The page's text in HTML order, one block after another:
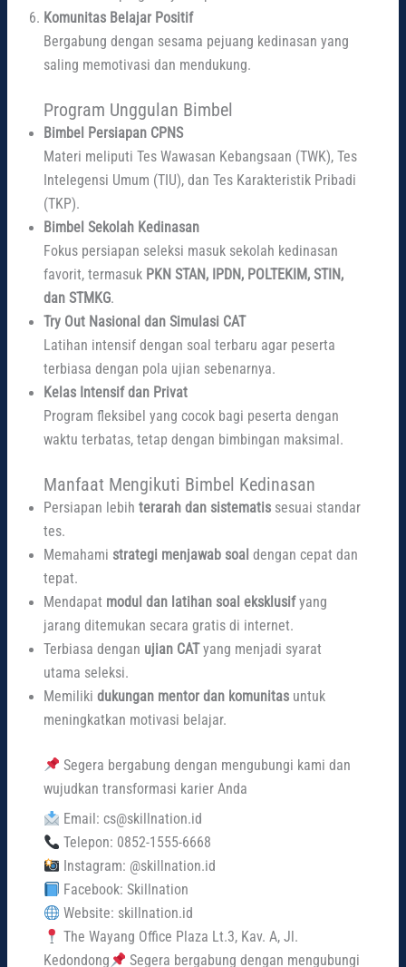
Komunitas Belajar Positif
Bergabung dengan sesama pejuang kedinasan yang
saling memotivasi dan mendukung.
Program Unggulan Bimbel
Bimbel Persiapan CPNS
Materi meliputi Tes Wawasan Kebangsaan (TWK), Tes
Intelegensi Umum (TIU), dan Tes Karakteristik Pribadi
(TKP).
Bimbel Sekolah Kedinasan
Fokus persiapan seleksi masuk sekolah kedinasan
favorit, termasuk PKN STAN, IPDN, POLTEKIM, STIN,
dan STMKG.
Try Out Nasional dan Simulasi CAT
Latihan intensif dengan soal terbaru agar peserta
terbiasa dengan pola ujian sebenarnya.
Kelas Intensif dan Privat
Program fleksibel yang cocok bagi peserta dengan
waktu terbatas, tetap dengan bimbingan maksimal.
Manfaat Mengikuti Bimbel Kedinasan
Persiapan lebihterarah dan sistematis sesuai standar
tes.
Memahami strategi menjawab soal dengan cepat dan
tepat.
Mendapat modul dan latihan soal eksklusif yang
jarang ditemukan secara gratis di internet.
Terbiasa dengan ujian CAT yang menjadi syarat
utama seleksi.
Memilikidukungan mentor dan komunitas untuk
meningkatkan motivasi belajar.
Segera bergabung dengan mengubungi kami dan
wujudkan transformasi karier Anda
Email: cs@skillnation.id
Telepon: 0852-1555-6668
Instagram: @skillnation.id
Facebook: Skillnation
Website: skillnation.id
The Wayang Office Plaza Lt.3, Kav. A, Jl.
Kedondong
Segera bergabung dengan mengubungi